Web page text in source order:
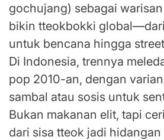
gochujang) sebagai
bikin tteokbokki
untuk bencana hingga
Di Indonesia, trennya
pop 2010-an, dengan
sambal atau sosis untuk
Bukan makanan elit, tapi
dari sisa tteok jadi